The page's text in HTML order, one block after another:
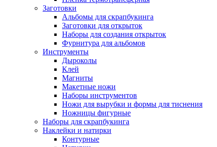
Заготовки
Альбомы для скрапбукинга
Заготовки для открыток
Наборы для создания открыток
Фурнитура для альбомов
Инструменты
Дыроколы
Клей
Магниты
Макетные ножи
Наборы инструментов
Ножи для вырубки и формы для тиснения
Ножницы фигурные
Наборы для скрапбукинга
Наклейки и натирки
Контурные